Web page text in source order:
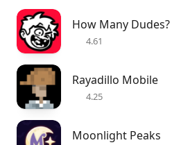
How Many Dudes?
4.61
Rayadillo Mobile
4.25
Moonlight Peaks